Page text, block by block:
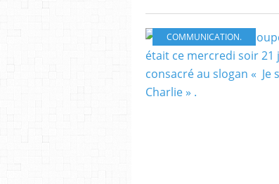
COMMUNICATION.